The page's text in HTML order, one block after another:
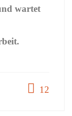
wartet
12